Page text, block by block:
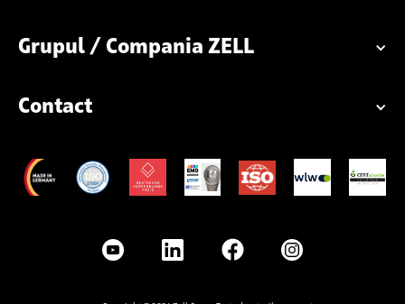
Grupul / Compania ZELL
Contact